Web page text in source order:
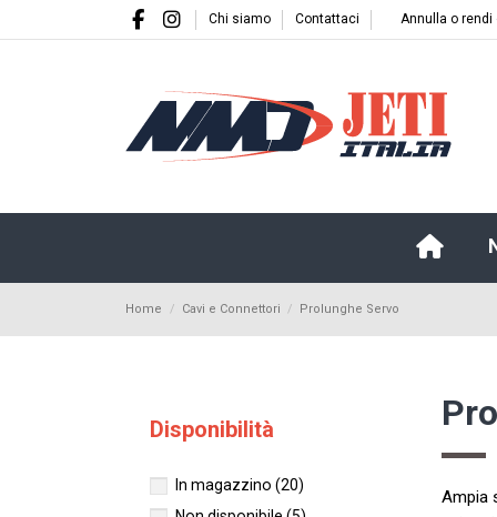
Chi siamo Contattaci Annulla o rendi
Home Cavi e Connettori Prolunghe Servo
Ampia
Disponibilità
In magazzino(20)